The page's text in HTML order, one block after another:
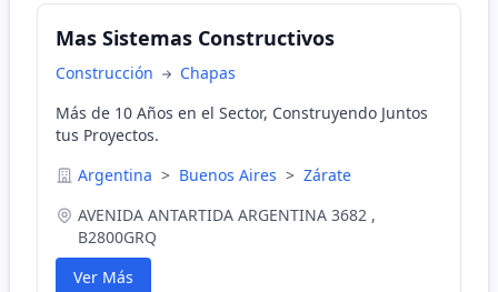
Mas Sistemas Constructivos
Construcción
Chapas
Más de 10 Años en el Sector, Construyendo Juntos
tus Proyectos.
Argentina > Buenos Aires > Zárate
AVENIDA ANTARTIDA ARGENTINA 3682 ,
B2800GRQ
Ver Más